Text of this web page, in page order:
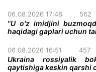
06.08.2026 17:48 562
"U o'z imidjini
haqidagi gaplari uchun
06.08.2026 16:51 457
Ukraina rossiyalik
qaytishiga keskin qarshi